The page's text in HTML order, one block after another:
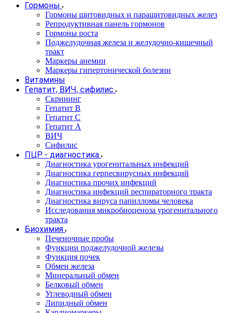
Гормоны
Гормоны щитовидных и паращитовидных желез
Репродуктивная панель гормонов
Гормоны роста
Поджелудочная железа и желудочно-кишечный
тракт
Маркеры анемии
Маркеры гипертонической болезни
Витамины
Гепатит, ВИЧ, сифилис
Скрининг
Гепатит В
Гепатит С
Гепатит А
ВИЧ
Сифилис
ПЦР - диагностика
Диагностика урогенитальных инфекций
Диагностика герпесвирусных инфекций
Диагностика прочих инфекций
Диагностика инфекций респираторного тракта
Диагностика вируса папилломы человека
Исследования микробиоценоза урогенитального
тракта
Биохимия
Печеночные пробы
Функции поджелудочной железы
Функция почек
Обмен железа
Минеральный обмен
Белковый обмен
Углеводный обмен
Липидный обмен